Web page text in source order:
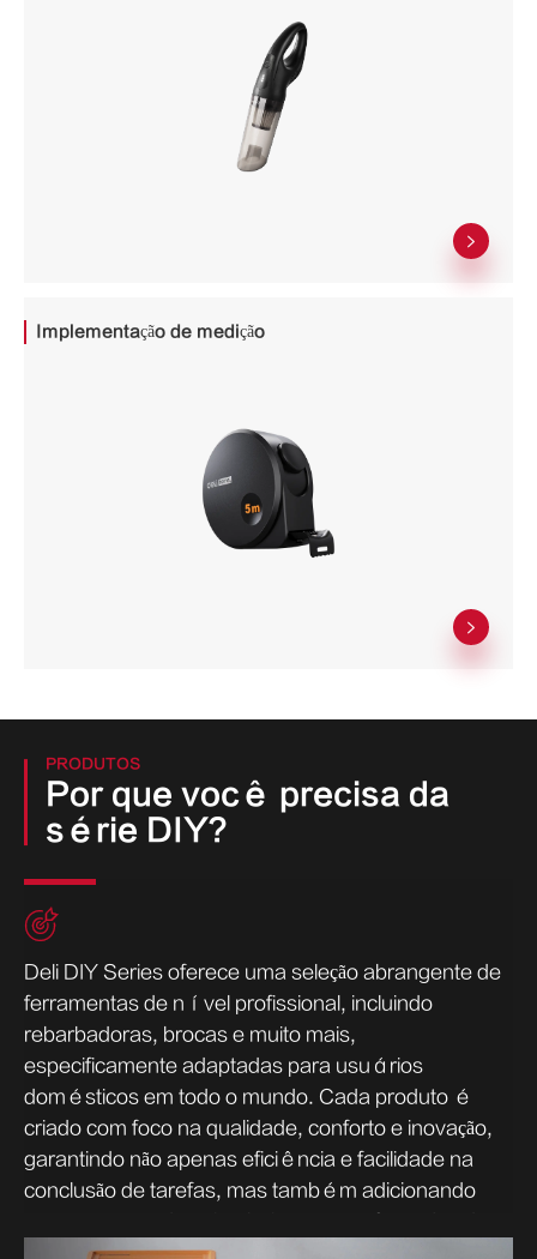

Implementação de medição

PRODUTOS
Por que você precisa da
série DIY?

Deli DIY Series oferece uma seleção abrangente de
ferramentas de nível profissional, incluindo
rebarbadoras, brocas e muito mais,
especificamente adaptadas para usuários
domésticos em todo o mundo. Cada produto é
criado com foco na qualidade, conforto e inovação,
garantindo não apenas eficiência e facilidade na
conclusão de tarefas, mas também adicionando
cotidiana. Nossa missão é infundir sua casa com